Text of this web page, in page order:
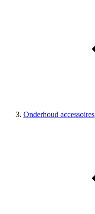
Onderhoud accessoires